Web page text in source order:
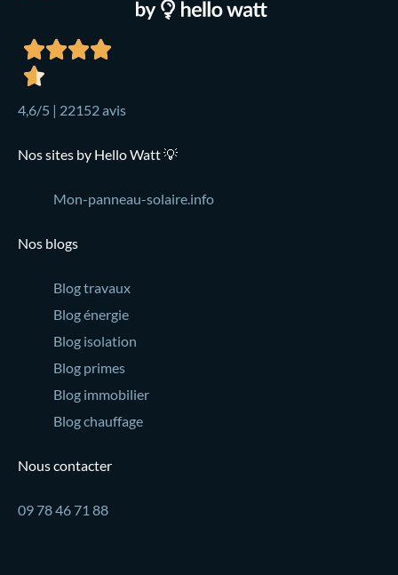
4,6/5 | 22152 avis
Nos sites by Hello Watt 💡
Mon-panneau-solaire.info
Nos blogs
Blog travaux
Blog énergie
Blog isolation
Blog primes
Blog immobilier
Blog chauffage
Nous contacter
09 78 46 71 88